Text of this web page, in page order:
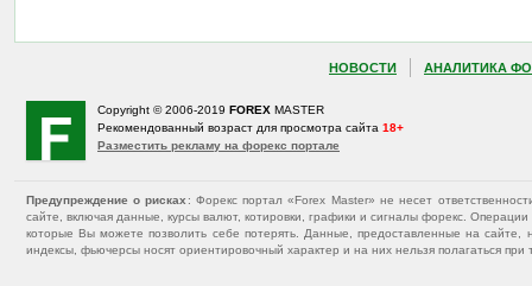
НОВОСТИ АНАЛИТИКА
Copyright © 2006-2019 FOREX MASTER
Рекомендованный возраст для просмотра сайта 18+
Разместить рекламу на форекс портале
Предупреждение о рисках : Форекс портал «Forex Master» не несет
сайте, включая данные, курсы валют, котировки, графики и сигналы форекс.
которые Вы можете позволить себе потерять. Данные, предоставленные на
индексы, фьючерсы носят ориентировочный характер и на них нельзя полагаться при